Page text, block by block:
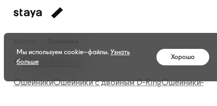
Каталог
амуниции
—
Ошейники
Ошейники
ОшейникиОшейники с двойнымD-RingОшейники-
Мы используем cookie–файлы. Узнать
больше
Хорошо